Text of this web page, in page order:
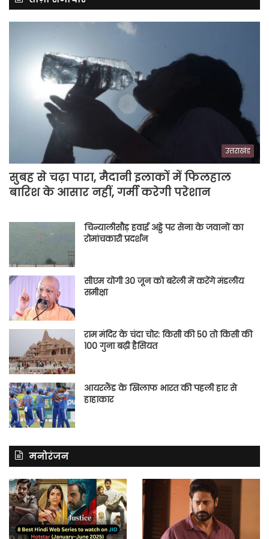
उत्तराखंड
सुबह से चढ़ा पारा, मैदानी इलाकों में फिलहाल
बारिश के आसार नहीं, गर्मी करेगी परेशान
चिन्यालीसौड़ हवाई अड्डे पर सेना के जवानों का
रोमांचकारी प्रदर्शन
सीएम योगी 30 जून को बरेली में करेंगे मंडलीय
समीक्षा
राम मंदिर के चंदा चोर: किसी की 50 तो किसी की
100 गुना बढ़ी हैसियत
आयरलैंड के खिलाफ भारत की पहली हार से
हाहाकार
मनोरंजन